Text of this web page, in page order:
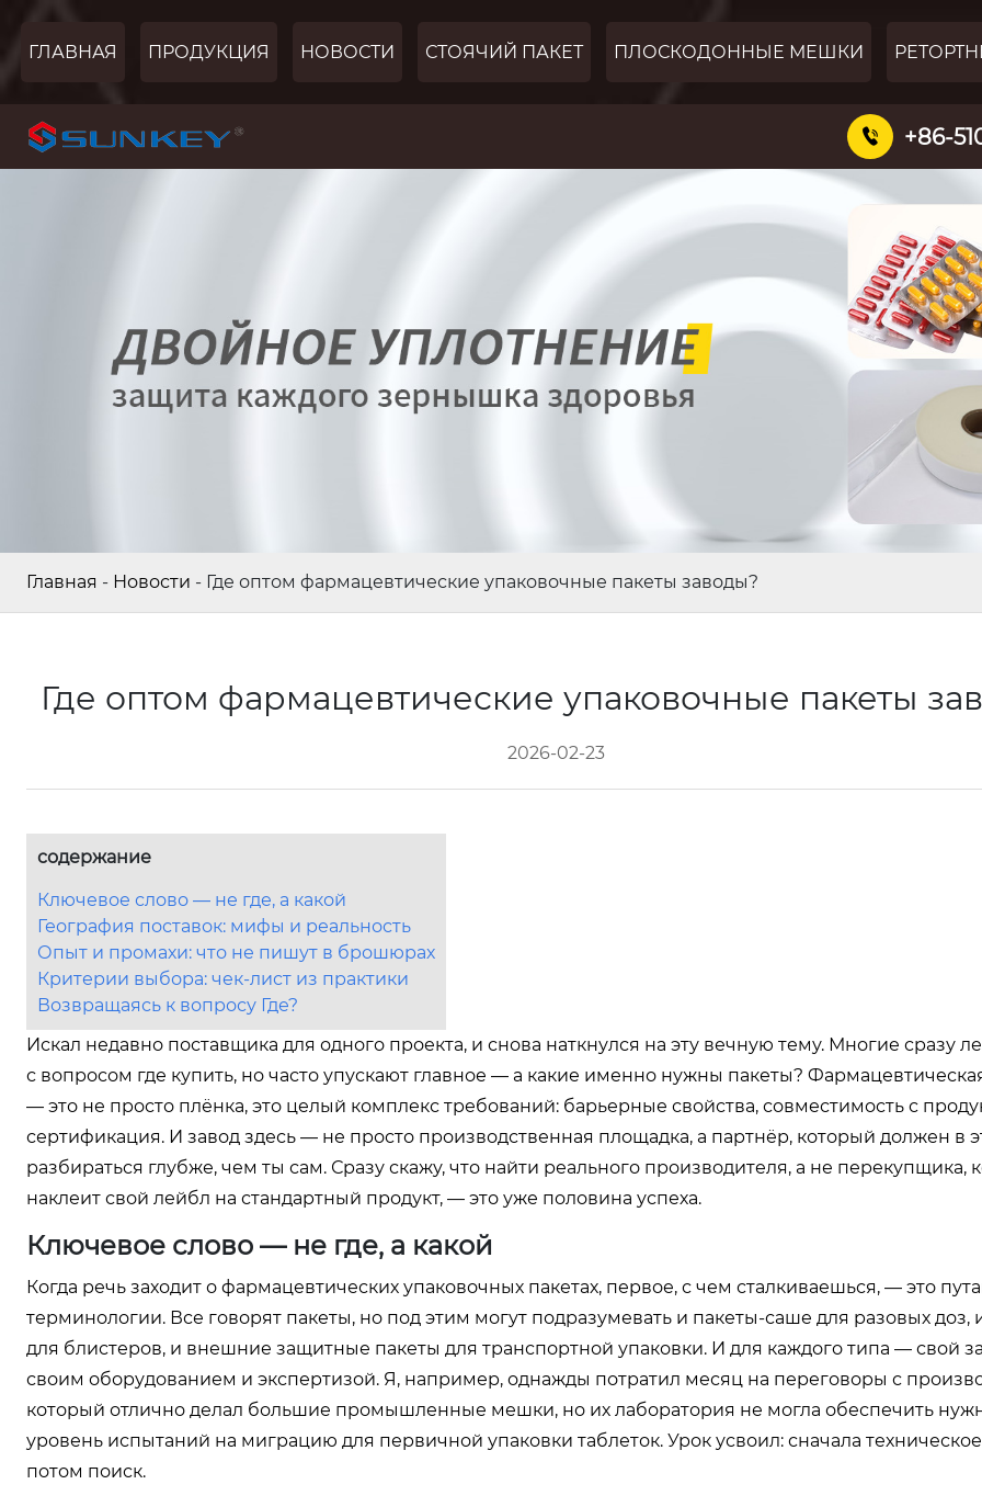
ГЛАВНАЯ ПРОДУКЦИЯ НОВОСТИ СТОЯЧИЙ ПАКЕТ ПЛОСКОДОННЫЕ МЕШКИ
 +86-
Главная - Новости - Где оптом фармацевтические упаковочные пакеты заводы?
Где оптом фармацевтические упаковочные пакеты
2026-02-23
содержание
Ключевое слово — не где, а какой
География поставок: мифы и реальность
Опыт и промахи: что не пишут в брошюрах
Критерии выбора: чек-лист из практики
Возвращаясь к вопросу Где?
Искал недавно поставщика для одного проекта, и снова наткнулся на эту вечную тему. Многие сразу
с вопросом где купить, но часто упускают главное — а какие именно нужны пакеты?
— это не просто плёнка, это целый комплекс требований: барьерные свойства, совместимость с
сертификация. И завод здесь — не просто производственная площадка, а партнёр, который должен в
разбираться глубже, чем ты сам. Сразу скажу, что найти реального производителя, а не перекупщика,
наклеит свой лейбл на стандартный продукт, — это уже половина успеха.
Ключевое слово — не где, а какой
Когда речь заходит о фармацевтических упаковочных пакетах, первое, с чем сталкиваешься, — это
терминологии. Все говорят пакеты, но под этим могут подразумевать и пакеты-саше для разовых доз,
для блистеров, и внешние защитные пакеты для транспортной упаковки. И для каждого типа — свой
своим оборудованием и экспертизой. Я, например, однажды потратил месяц на переговоры с
который отлично делал большие промышленные мешки, но их лаборатория не могла обеспечить
уровень испытаний на миграцию для первичной упаковки таблеток. Урок усвоил: сначала
потом поиск.